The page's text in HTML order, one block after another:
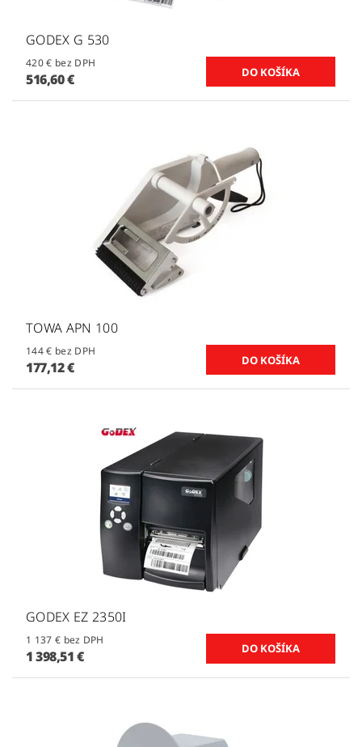
GODEX G 530
420 € bez DPH
516,60 €
TOWA APN 100
144 € bez DPH
177,12 €
GODEX EZ 2350I
1 137 € bez DPH
1 398,51 €